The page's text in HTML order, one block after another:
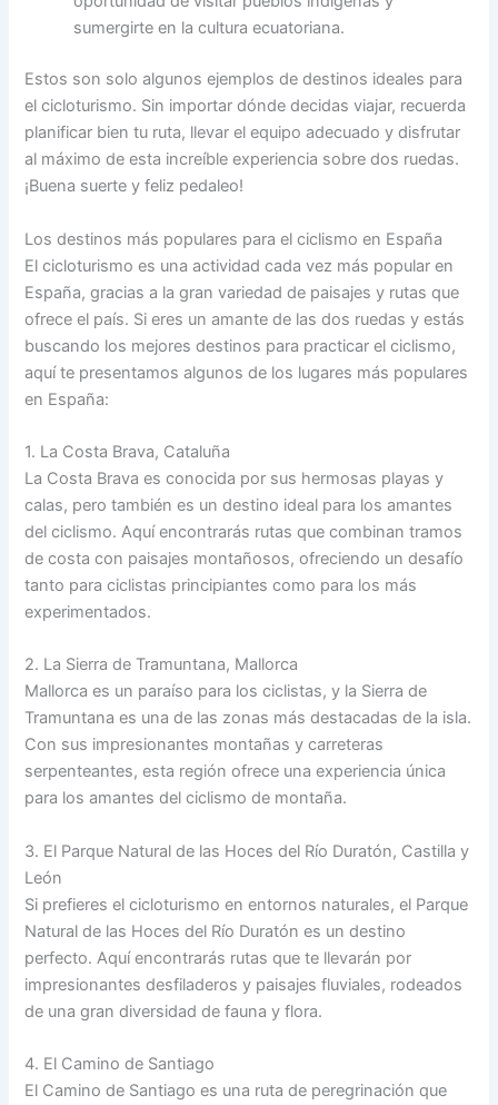
sumergirte en la cultura ecuatoriana.
Estos son solo algunos ejemplos de destinos ideales para
el cicloturismo. Sin importar dónde decidas viajar, recuerda
planificar bien tu ruta, llevar el equipo adecuado y disfrutar
al máximo de esta increíble experiencia sobre dos ruedas.
¡Buena suerte y feliz pedaleo!
Los destinos más populares para el ciclismo en España
El cicloturismo es una actividad cada vez más popular en
España, gracias a la gran variedad de paisajes y rutas que
ofrece el país. Si eres un amante de las dos ruedas y estás
buscando los mejores destinos para practicar el ciclismo,
aquí te presentamos algunos de los lugares más populares
en España:
1. La Costa Brava, Cataluña
La Costa Brava es conocida por sus hermosas playas y
calas, pero también es un destino ideal para los amantes
del ciclismo. Aquí encontrarás rutas que combinan tramos
de costa con paisajes montañosos, ofreciendo un desafío
tanto para ciclistas principiantes como para los más
experimentados.
2. La Sierra de Tramuntana, Mallorca
Mallorca es un paraíso para los ciclistas, y la Sierra de
Tramuntana es una de las zonas más destacadas de la isla.
Con sus impresionantes montañas y carreteras
serpenteantes, esta región ofrece una experiencia única
para los amantes del ciclismo de montaña.
3. El Parque Natural de las Hoces del Río Duratón, Castilla y
León
Si prefieres el cicloturismo en entornos naturales, el Parque
Natural de las Hoces del Río Duratón es un destino
perfecto. Aquí encontrarás rutas que te llevarán por
impresionantes desfiladeros y paisajes fluviales, rodeados
de una gran diversidad de fauna y flora.
4. El Camino de Santiago
El Camino de Santiago es una ruta de peregrinación que